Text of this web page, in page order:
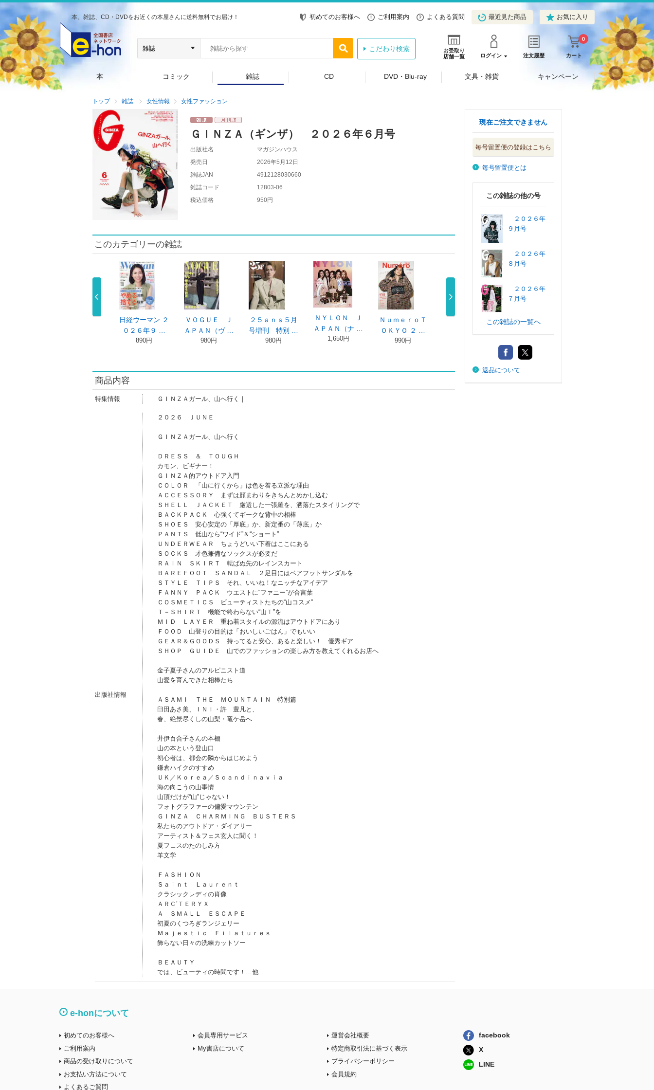
本、雑誌、CD・DVDをお近くの本屋さんに送料無料でお届け！ 初めてのお客様へ ご利用案内 よくある質問 最近見た商品 お気に入り
お受取り
店舗一覧
ログイン 注文履歴 カート
0
こだわり検索
本 コミック 雑誌 CD DVD・Blu-ray 文具・雑貨 キャンペーン
トップ 雑誌 女性情報 女性ファッション
ＧＩＮＺＡ（ギンザ） ２０２６年６月号
出版社名
マガジンハウス
発売日
2026年5月12日
雑誌JAN
4912128030660
雑誌コード
12803-06
税込価格
950円
このカテゴリーの雑誌
ＶＯＧＵＥ Ｊ
ＡＰＡＮ（ヴ …
２５ａｎｓ５月
号増刊 特別 …
ＮＹＬＯＮ Ｊ
ＡＰＡＮ（ナ …
1,650円
ＮｕｍｅｒｏＴ
ＯＫＹＯ ２ …
Ｈａｎａｋｏ
（ハナコ） ２
Ｏｇｇｉ（オッ
２５ａｎｓ（ヴ
商品内容
特集情報 ＧＩＮＺＡガール、山へ行く｜
出版社情報
２０２６ ＪＵＮＥ
ＧＩＮＺＡガール、山へ行く
ＤＲＥＳＳ ＆ ＴＯＵＧＨ
カモン、ビギナー！
ＧＩＮＺＡ的アウトドア入門
ＣＯＬＯＲ 「山に行くから」は色を着る立派な理由
ＡＣＣＥＳＳＯＲＹ まずは顔まわりをきちんとめかし込む
ＳＨＥＬＬ ＪＡＣＫＥＴ 厳選した一張羅を、洒落たスタイリングで
ＢＡＣＫＰＡＣＫ 心強くてギークな背中の相棒
ＳＨＯＥＳ 安心安定の「厚底」か、新定番の「薄底」か
ＰＡＮＴＳ 低山なら“ワイド”＆“ショート”
ＵＮＤＥＲＷＥＡＲ ちょうどいい下着はここにある
ＳＯＣＫＳ 才色兼備なソックスが必要だ
ＲＡＩＮ ＳＫＩＲＴ 転ばぬ先のレインスカート
ＢＡＲＥＦＯＯＴ ＳＡＮＤＡＬ ２足目にはベアフットサンダルを
ＳＴＹＬＥ ＴＩＰＳ それ、いいね！なニッチなアイデア
ＦＡＮＮＹ ＰＡＣＫ ウエストに“ファニー”が合言葉
ＣＯＳＭＥＴＩＣＳ ビューティストたちの“山コスメ”
Ｔ－ＳＨＩＲＴ 機能で終わらない“山Ｔ”を
ＭＩＤ ＬＡＹＥＲ 重ね着スタイルの源流はアウトドアにあり
ＦＯＯＤ 山登りの目的は「おいしいごはん」でもいい
ＧＥＡＲ＆ＧＯＯＤＳ 持ってると安心、あると楽しい！ 優秀ギア
ＳＨＯＰ ＧＵＩＤＥ 山でのファッションの楽しみ方を教えてくれるお店へ
金子夏子さんのアルピニスト道
山愛を育んできた相棒たち
ＡＳＡＭＩ ＴＨＥ ＭＯＵＮＴＡＩＮ 特別篇
臼田あさ美、ＩＮＩ・許 豊凡と、
春、絶景尽くしの山梨・竜ケ岳へ
井伊百合子さんの本棚
山の本という登山口
初心者は、都会の隣からはじめよう
鎌倉ハイクのすすめ
ＵＫ／Ｋｏｒｅａ／Ｓｃａｎｄｉｎａｖｉａ
海の向こうの山事情
山頂だけが“山”じゃない！
フォトグラファーの偏愛マウンテン
ＧＩＮＺＡ ＣＨＡＲＭＩＮＧ ＢＵＳＴＥＲＳ
私たちのアウトドア・ダイアリー
アーティスト＆フェス玄人に聞く！
夏フェスのたのしみ方
羊文学
ＦＡＳＨＩＯＮ
Ｓａｉｎｔ Ｌａｕｒｅｎｔ
クラシックレディの肖像
ＡＲＣ’ＴＥＲＹＸ
Ａ ＳＭＡＬＬ ＥＳＣＡＰＥ
初夏のくつろぎランジェリー
Ｍａｊｅｓｔｉｃ Ｆｉｌａｔｕｒｅｓ
飾らない日々の洗練カットソー
ＢＥＡＵＴＹ
では、ビューティの時間です！…他
現在ご注文できません
毎号留置便の登録はこちら
毎号留置便とは
この雑誌の他の号
２０２６年
９月号
２０２６年
８月号
２０２６年
７月号
この雑誌の一覧へ
返品について
e-honについて
初めてのお客様へ
ご利用案内
商品の受け取りについて
お支払い方法について
よくあるご質問
会員専用サービス
My書店について
運営会社概要
特定商取引法に基づく表示
プライバシーポリシー
会員規約
facebook
X
LINE